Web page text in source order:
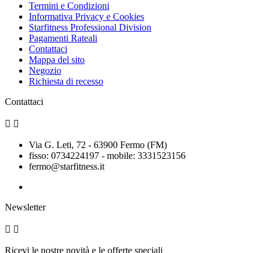
Termini e Condizioni
Informativa Privacy e Cookies
Starfitness Professional Division
Pagamenti Rateali
Contattaci
Mappa del sito
Negozio
Richiesta di recesso
Contattaci
 
Via G. Leti, 72 - 63900 Fermo (FM)
fisso: 0734224197 - mobile: 3331523156
fermo@starfitness.it
Newsletter
 
Ricevi le nostre novità e le offerte speciali